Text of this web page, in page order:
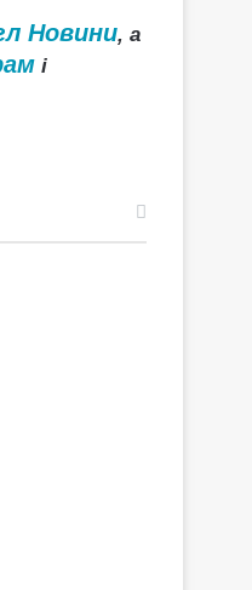
Новини, а
і